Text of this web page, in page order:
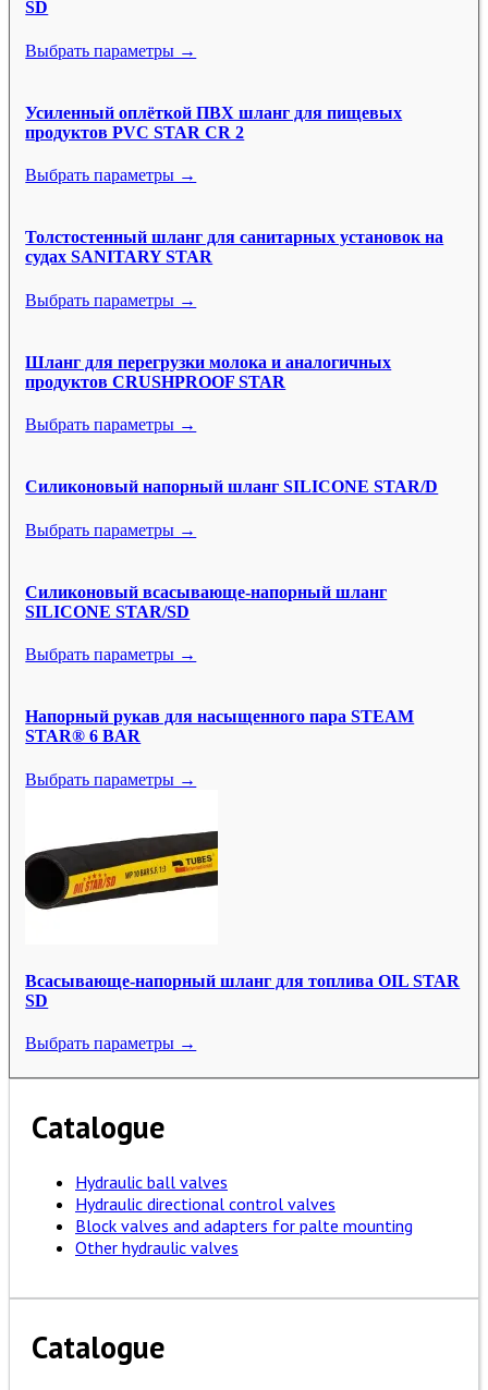
SD
Выбрать параметры →
Усиленный оплёткой ПВХ шланг для пищевых
продуктов PVC STAR CR 2
Выбрать параметры →
Толстостенный шланг для санитарных установок на
судах SANITARY STAR
Выбрать параметры →
Шланг для перегрузки молока и аналогичных
продуктов CRUSHPROOF STAR
Выбрать параметры →
Силиконовый напорный шланг SILICONE STAR/D
Выбрать параметры →
Силиконовый всасывающе-напорный шланг
SILICONE STAR/SD
Выбрать параметры →
Напорный рукав для насыщенного пара STEAM
STAR® 6 BAR
Выбрать параметры →
Всасывающе-напорный шланг для топлива OIL STAR
SD
Выбрать параметры →
Catalogue
Hydraulic ball valves
Hydraulic directional control valves
Block valves and adapters for palte mounting
Other hydraulic valves
Catalogue